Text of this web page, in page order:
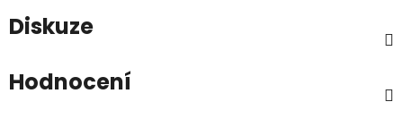
Diskuze
Hodnocení